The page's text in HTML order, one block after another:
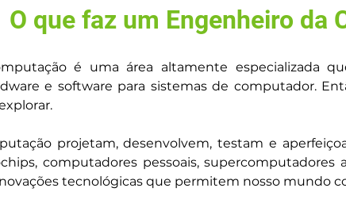
O que faz um Engenheiro da
é uma área altamente especializada
e software para sistemas de computador.
projetam, desenvolvem, testam e
computadores pessoais, supercomputadores
tecnológicas que permitem nosso mundo